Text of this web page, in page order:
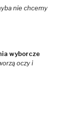
nie chcemy
wyborcze
oczy i